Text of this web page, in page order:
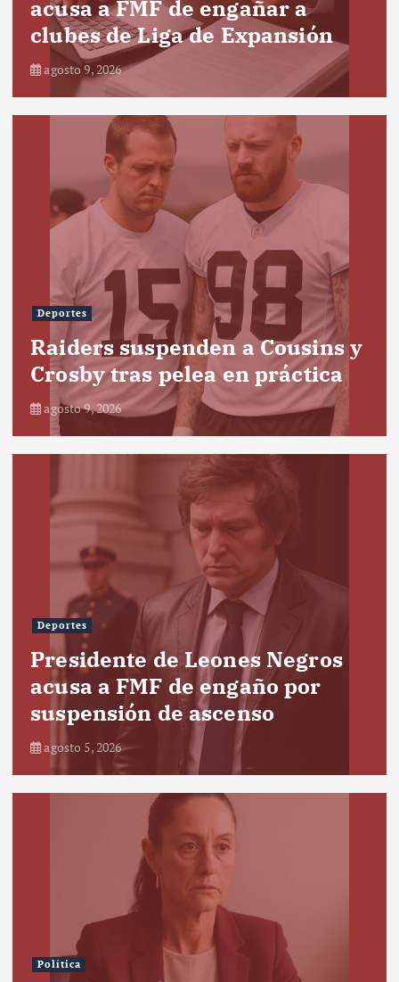
acusa a FMF de engañar a
clubes de Liga de Expansión
agosto 9, 2026
Deportes
Raiders suspenden a Cousins y
Crosby tras pelea en práctica
agosto 9, 2026
Deportes
Presidente de Leones Negros
acusa a FMF de engaño por
suspensión de ascenso
agosto 5, 2026
Política